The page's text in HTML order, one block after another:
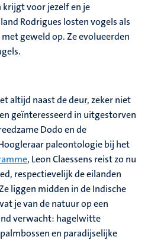
krijgt voor jezelf en je
Rodrigues losten vogels als
geweld op. Ze evolueerden
altijd naast de deur, zeker niet
geïnteresseerd in uitgestorven
Dodo en de
paleontologie bij het
, Leon Claessens reist zo nu
respectievelijk de eilanden
liggen midden in de Indische
je van de natuur op een
verwacht: hagelwitte
en paradijselijke